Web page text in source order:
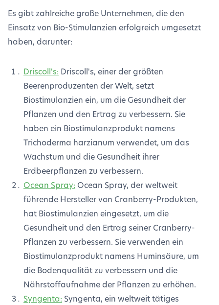
Es gibt zahlreiche große Unternehmen, die den
Einsatz von Bio-Stimulanzien erfolgreich umgesetzt
haben, darunter:
Driscoll's: Driscoll's, einer der größten
Beerenproduzenten der Welt, setzt
Biostimulanzien ein, um die Gesundheit der
Pflanzen und den Ertrag zu verbessern. Sie
haben ein Biostimulanzprodukt namens
Trichoderma harzianum verwendet, um das
Wachstum und die Gesundheit ihrer
Erdbeerpflanzen zu verbessern.
Ocean Spray: Ocean Spray, der weltweit
führende Hersteller von Cranberry-Produkten,
hat Biostimulanzien eingesetzt, um die
Gesundheit und den Ertrag seiner Cranberry-
Pflanzen zu verbessern. Sie verwenden ein
Biostimulanzprodukt namens Huminsäure, um
die Bodenqualität zu verbessern und die
Nährstoffaufnahme der Pflanzen zu erhöhen.
Syngenta: Syngenta, ein weltweit tätiges